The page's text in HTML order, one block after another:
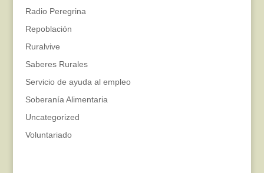
Radio Peregrina
Repoblación
Ruralvive
Saberes Rurales
Servicio de ayuda al empleo
Soberanía Alimentaria
Uncategorized
Voluntariado